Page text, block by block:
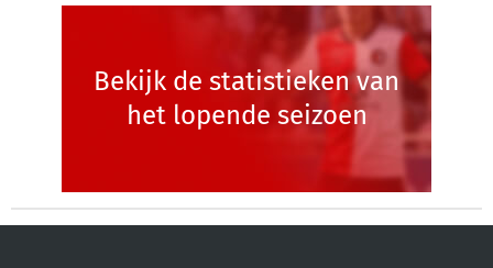
Bekijk de statistieken van
het lopende seizoen